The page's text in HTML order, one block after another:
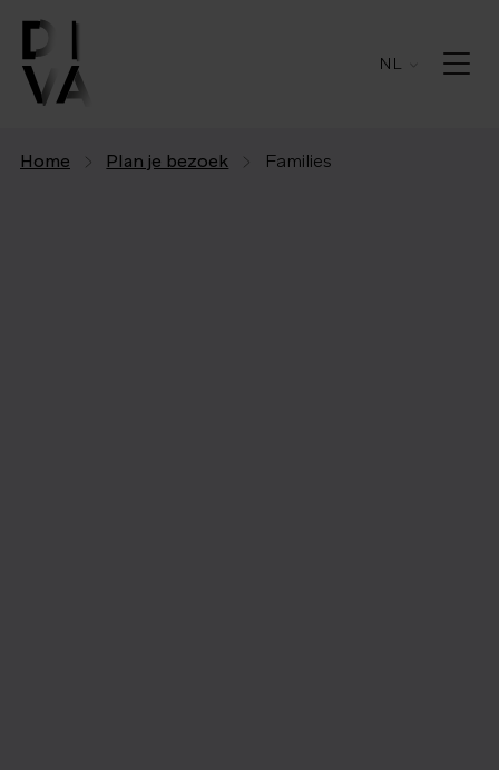
NL
Home Plan je bezoek Families